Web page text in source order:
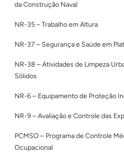
da Construção Naval
NR-35 – Trabalho em Altura
NR-37 – Segurança e Saúde em
NR-38 – Atividades de Limpeza
Sólidos
NR-6 – Equipamento de Proteção
NR-9 – Avaliação e Controle das
PCMSO – Programa de Controle
Ocupacional